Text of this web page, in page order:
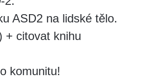
ASD2 na lidské tělo.
+ citovat knihu
komunitu!